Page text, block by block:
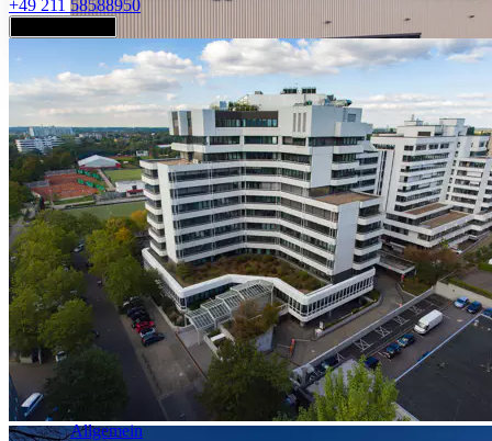
Industrie & Logistik
Allgemein
+49 211 58588950